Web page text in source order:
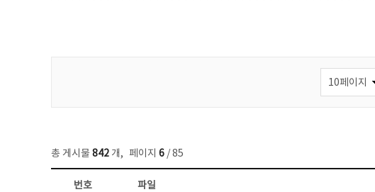
총 게시물 842 개, 페이지 6 / 85
번호 파일